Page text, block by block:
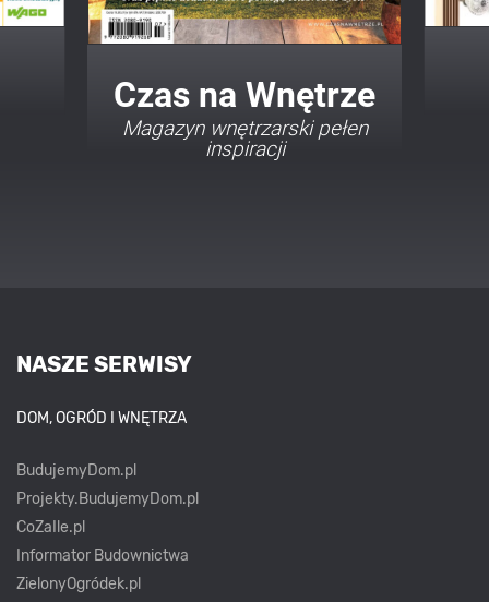
Twój Dom Twój Styl
Porady i inspiracje w
najmodniejszych stylach
NASZE SERWISY
DOM, OGRÓD I WNĘTRZA
BudujemyDom.pl
Projekty.BudujemyDom.pl
CoZaIle.pl
Informator Budownictwa
ZielonyOgródek.pl